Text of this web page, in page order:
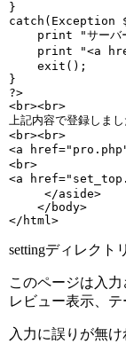
}
catch(Exception
}
?>
<br><br>
上記内容で登録しまし
<br><br>
<a href="pro.php">
<br>
<a
</html>
settingディレクト
このページは入
レビュー表示、
入力に誤りが無